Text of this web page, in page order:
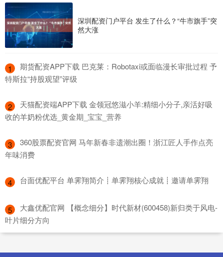
深圳配资门户平台 发生了什么？“牛市旗手”突
然大涨
1
​期货配资APP下载 巴克莱：Robotaxi或面临漫长审批过程 予
特斯拉“持股观望”评级
2
​天猫配资端APP下载 金领冠悠滋小羊:精细小分子,亲活好吸
收的羊奶粉优选_黄金期_宝宝_营养
3
​360股票配资官网 马年新春非遗潮出圈！浙江匠人手作点亮
年味消费
4 ​台面优配平台 单霁翔简介┋单霁翔核心成就┋邀请单霁翔
5
​大鑫优配官网 【概念细分】时代新材(600458)新归类于风电-
叶片细分方向